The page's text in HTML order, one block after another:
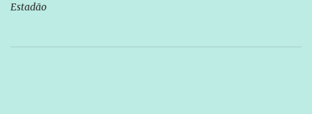
Estadão